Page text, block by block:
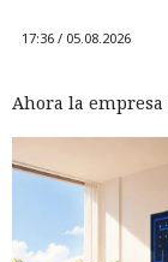
17:36 / 05.08.2026
Ahora la